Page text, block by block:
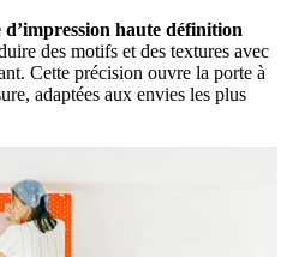
d’impression haute définition
des motifs et des textures avec
Cette précision ouvre la porte à
adaptées aux envies les plus